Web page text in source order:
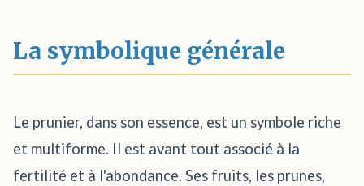
La symbolique générale
Le prunier, dans son essence, est un symbole riche
et multiforme. Il est avant tout associé à la
fertilité et à l'abondance. Ses fruits, les prunes,